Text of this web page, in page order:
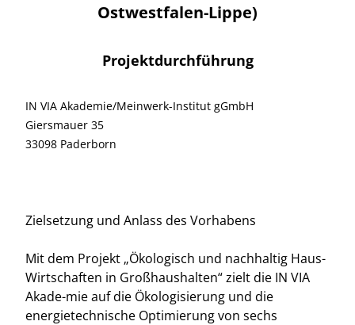
Ostwestfalen-Lippe)
Projektdurchführung
IN VIA Akademie/Meinwerk-Institut gGmbH
Giersmauer 35
33098 Paderborn
Zielsetzung und Anlass des Vorhabens
Mit dem Projekt „Ökologisch und nachhaltig Haus-
Wirtschaften in Großhaushalten“ zielt die IN VIA
Akade-mie auf die Ökologisierung und die
energietechnische Optimierung von sechs